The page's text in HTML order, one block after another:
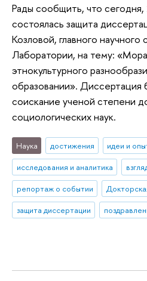
Рады сообщить, что
состоялась защита
Козловой, главного научного
Лаборатории, на тему:
этнокультурного
образовании». Диссертация
соискание ученой степени
социологических наук.
Наука достижения
идеи и
исследования и аналитика
репортаж о событии
защита диссертации